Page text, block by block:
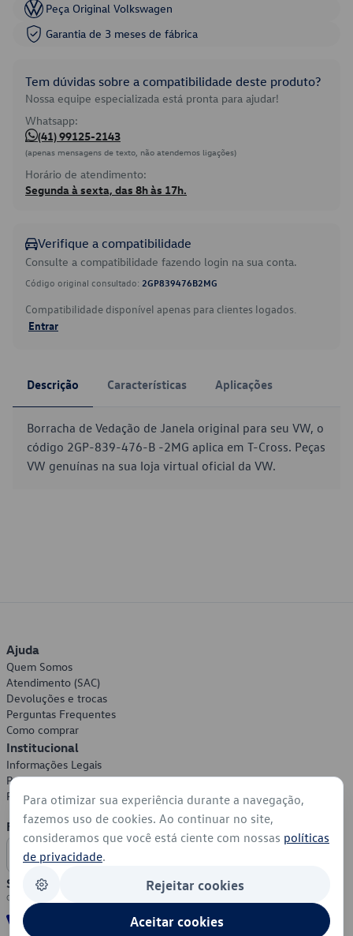
Peça Original Volkswagen
Garantia de 3 meses de fábrica
Tem dúvidas sobre a compatibilidade deste produto?
Nossa equipe especializada está pronta para ajudar!
Whatsapp:
(41) 99125-2143
(apenas mensagens de texto, não atendemos ligações)
Horário de atendimento:
Segunda à sexta, das 8h às 17h.
Verifique a compatibilidade
Consulte a compatibilidade fazendo login na sua conta.
Código original consultado: 2GP839476B2MG
Compatibilidade disponível apenas para clientes logados.
Entrar
Descrição Características Aplicações
Borracha de Vedação de Janela original para seu VW, o
código 2GP-839-476-B -2MG aplica em T-Cross. Peças
VW genuínas na sua loja virtual oficial da VW.
Ajuda
Quem Somos
Atendimento (SAC)
Devoluções e trocas
Perguntas Frequentes
Como comprar
Institucional
Informações Legais
Política de Privacidade
Política de Cookies
Formas de Pagamento
Segurança
Para otimizar sua experiência durante a navegação,
fazemos uso de cookies. Ao continuar no site,
consideramos que você está ciente com nossas políticas
de privacidade.
Rejeitar cookies
Aceitar cookies